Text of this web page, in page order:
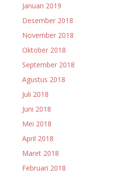
Januari 2019
Desember 2018
November 2018
Oktober 2018
September 2018
Agustus 2018
Juli 2018
Juni 2018
Mei 2018
April 2018
Maret 2018
Februari 2018